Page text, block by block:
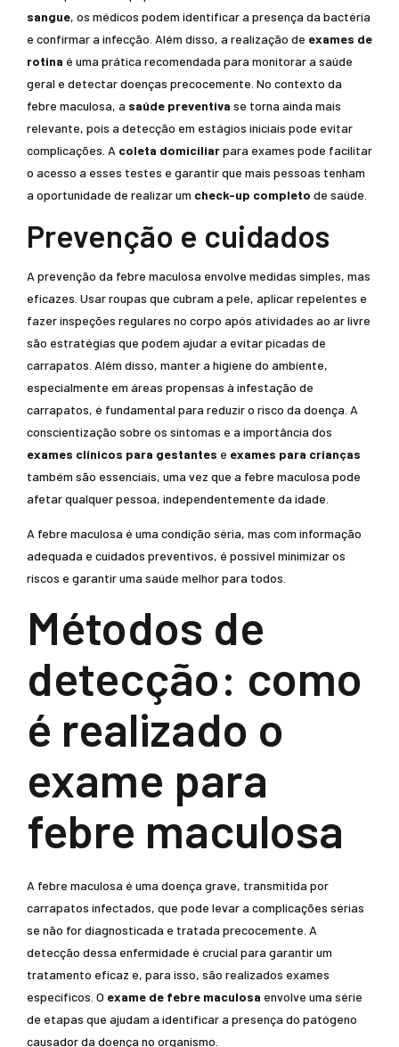
sangue, os médicos podem identificar a presença da bactéria
e confirmar a infecção. Além disso, a realização de exames de
rotina é uma prática recomendada para monitorar a saúde
geral e detectar doenças precocemente. No contexto da
febre maculosa, a saúde preventiva se torna ainda mais
relevante, pois a detecção em estágios iniciais pode evitar
complicações. A coleta domiciliarpara exames pode facilitar
o acesso a esses testes e garantir que mais pessoas tenham
a oportunidade de realizar um check-up completo de saúde.
Prevenção e cuidados
A prevenção da febre maculosa envolve medidas simples, mas
eficazes. Usar roupas que cubram a pele, aplicar repelentes e
fazer inspeções regulares no corpo após atividades ao ar livre
são estratégias que podem ajudar a evitar picadas de
carrapatos. Além disso, manter a higiene do ambiente,
especialmente em áreas propensas à infestação de
carrapatos, é fundamental para reduzir o risco da doença. A
conscientização sobre os sintomas e a importância dos
exames clínicos para gestantes e exames para crianças
também são essenciais, uma vez que a febre maculosa pode
afetar qualquer pessoa, independentemente da idade.
A febre maculosa é uma condição séria, mas com informação
adequada e cuidados preventivos, é possível minimizar os
riscos e garantir uma saúde melhor para todos.
Métodos de
detecção: como
é realizado o
exame para
febre maculosa
A febre maculosa é uma doença grave, transmitida por
carrapatos infectados, que pode levar a complicações sérias
se não for diagnosticada e tratada precocemente. A
detecção dessa enfermidade é crucial para garantir um
tratamento eficaz e, para isso, são realizados exames
específicos. O exame de febre maculosa envolve uma série
de etapas que ajudam a identificar a presença do patógeno
causador da doença no organismo.